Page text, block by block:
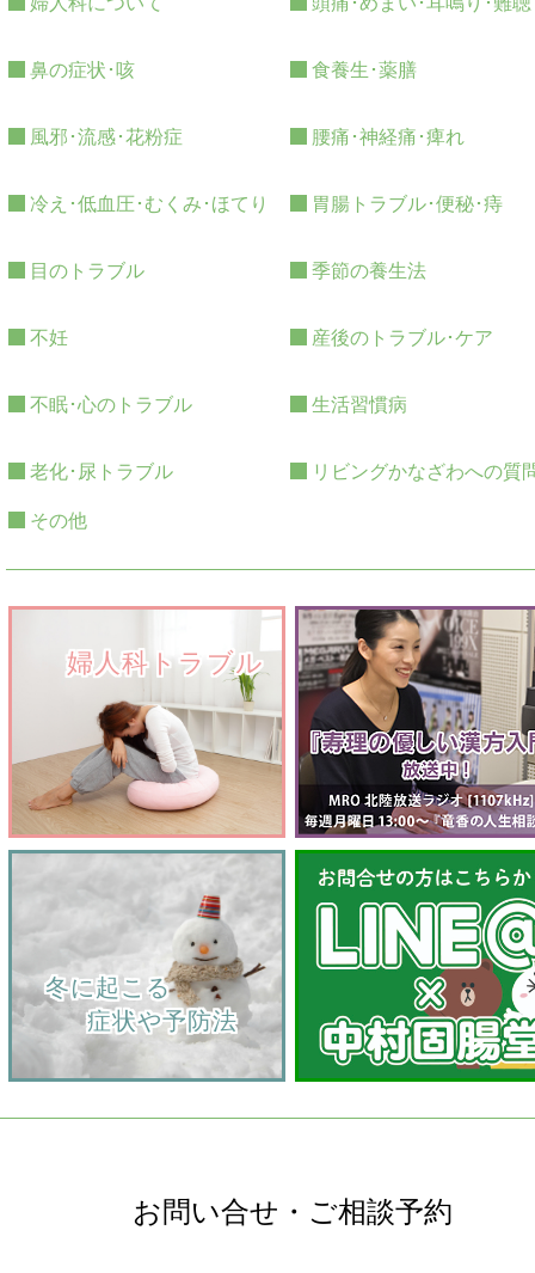
鼻の症状･咳 食養生･薬膳
風邪･流感･花粉症 腰痛･神経痛･痺れ
冷え･低血圧･むくみ･ほてり 胃腸トラブル･便秘･痔
目のトラブル 季節の養生法
不妊 産後のトラブル･ケア
不眠･心のトラブル 生活習慣病
老化･尿トラブル リビングかなざわへの質
その他
婦人科トラブル
    冬に起こる
         症状や予防法
お問い合せ・ご相談予約